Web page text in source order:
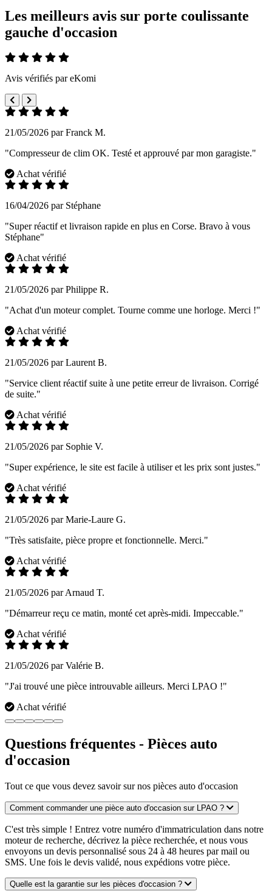
Les meilleurs avis sur porte coulissante
gauche d'occasion
Avis vérifiés par eKomi
21/05/2026 par Franck M.
"Compresseur de clim OK. Testé et approuvé par mon garagiste."
Achat vérifié
16/04/2026 par Stéphane
"Super réactif et livraison rapide en plus en Corse. Bravo à vous
Stéphane"
Achat vérifié
21/05/2026 par Philippe R.
"Achat d'un moteur complet. Tourne comme une horloge. Merci !"
Achat vérifié
21/05/2026 par Laurent B.
"Service client réactif suite à une petite erreur de livraison. Corrigé
de suite."
Achat vérifié
21/05/2026 par Sophie V.
"Super expérience, le site est facile à utiliser et les prix sont justes."
Achat vérifié
21/05/2026 par Marie-Laure G.
"Très satisfaite, pièce propre et fonctionnelle. Merci."
Achat vérifié
21/05/2026 par Arnaud T.
"Démarreur reçu ce matin, monté cet après-midi. Impeccable."
Achat vérifié
21/05/2026 par Valérie B.
"J'ai trouvé une pièce introuvable ailleurs. Merci LPAO !"
Achat vérifié
Questions fréquentes - Pièces auto
d'occasion
Tout ce que vous devez savoir sur nos pièces auto d'occasion
Comment commander une pièce auto d'occasion sur LPAO ?
C'est très simple ! Entrez votre numéro d'immatriculation dans notre
moteur de recherche, décrivez la pièce recherchée, et nous vous
envoyons un devis personnalisé sous 24 à 48 heures par mail ou
SMS. Une fois le devis validé, nous expédions votre pièce.
Quelle est la garantie sur les pièces d'occasion ?